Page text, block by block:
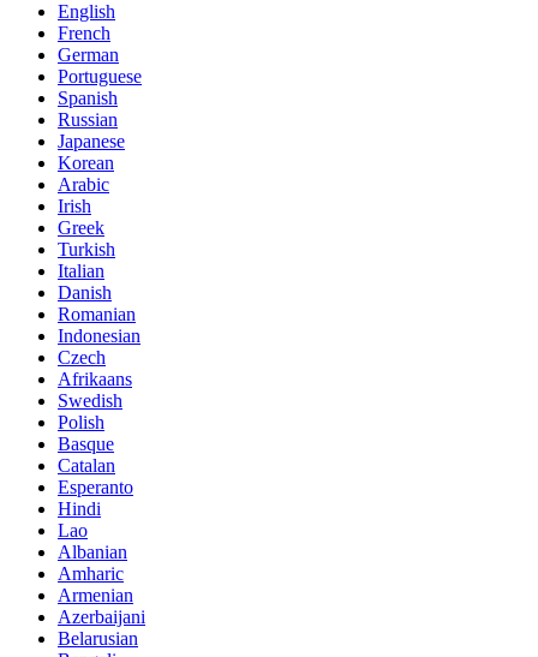
English
French
German
Portuguese
Spanish
Russian
Japanese
Korean
Arabic
Irish
Greek
Turkish
Italian
Danish
Romanian
Indonesian
Czech
Afrikaans
Swedish
Polish
Basque
Catalan
Esperanto
Hindi
Lao
Albanian
Amharic
Armenian
Azerbaijani
Belarusian